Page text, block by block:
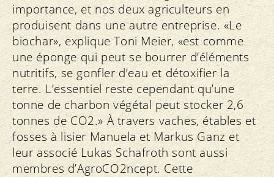
importance, et nos deux agriculteurs en
produisent dans une autre entreprise. «Le
biochar», explique Toni Meier, «est comme
une éponge qui peut se bourrer d’éléments
nutritifs, se gonfler d’eau et détoxifier la
terre. L’essentiel reste cependant qu’une
tonne de charbon végétal peut stocker 2,6
tonnes de CO2.» À travers vaches, étables et
fosses à lisier Manuela et Markus Ganz et
leur associé Lukas Schafroth sont aussi
membres d’AgroCO2ncept. Cette